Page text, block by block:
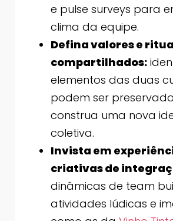
e pulse surveys para
clima da equipe.
Defina valores e
compartilhados:
elementos das duas
podem ser
construa uma nova
coletiva.
Invista em
criativas de
dinâmicas de team
atividades lúdicas e